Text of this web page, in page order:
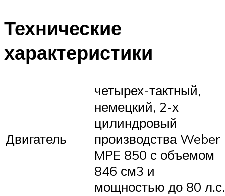
Технические
характеристики
Двигатель
четырех-тактный,
немецкий, 2-х
цилиндровый
производства Weber
MPE 850 с объемом
846 см3 и
мощностью до 80 л.с.